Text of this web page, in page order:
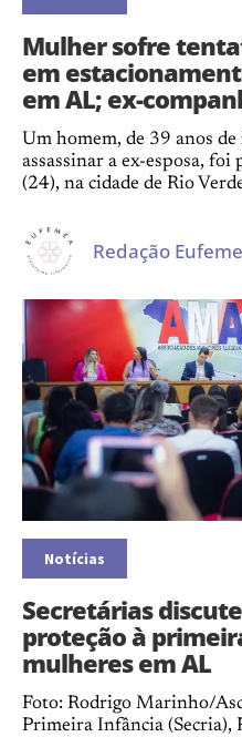
Mulher sofre
em
em AL; ex-
Um homem, de 39 anos
assassinar a ex-esposa, foi
(24), na cidade de Rio
Redação
Notícias
Secretárias
proteção à
mulheres em AL
Foto: Rodrigo Marinho/
Primeira Infância (Secria),